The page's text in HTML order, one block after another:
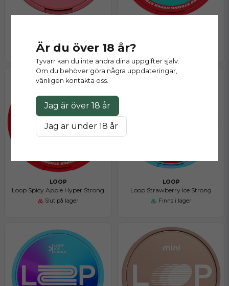
Finns i lager
LOOP
Loop Spicy Apple Hyper Strong
Slut på lager
LOOP
Loop Strawberry Ice Strong
Finns i lager
Är du över 18 år?
Tyvärr kan du inte ändra dina uppgifter själv.
Om du behöver göra några uppdateringar,
vänligen kontakta oss.
Jag är över 18 år
Jag är under 18 år